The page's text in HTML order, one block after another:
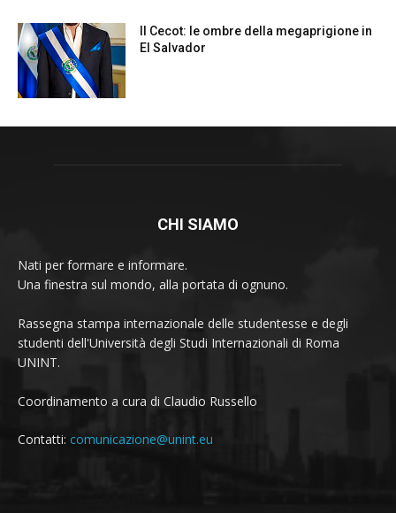
CHI SIAMO
Nati per formare e informare.
Una finestra sul mondo, alla portata di ognuno.
Rassegna stampa internazionale delle studentesse e degli
studenti dell'Università degli Studi Internazionali di Roma
UNINT.
Coordinamento a cura di Claudio Russello
Contatti: comunicazione@unint.eu